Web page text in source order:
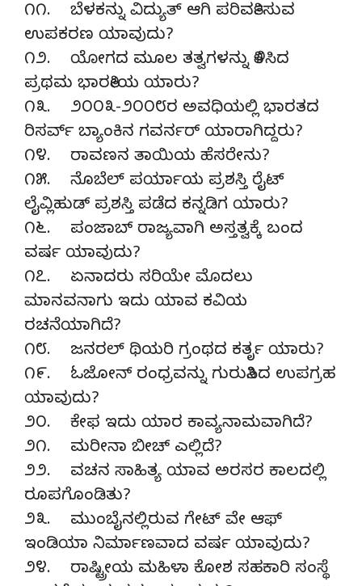
೧೧. ಬೆಳಕನ್ನು ವಿದ್ಯುತ್ ಆಗಿ ಪರಿವರ್ತಿಸುವ
ಉಪಕರಣ ಯಾವುದು?
೧೨. ಯೋಗದ ಮೂಲ ತತ್ವಗಳನ್ನು ತಿಳಿಸಿದ
ಪ್ರಥಮ ಭಾರತೀಯ ಯಾರು?
೧೩. ೨೦೦೩-೨೦೦೮ರ ಅವಧಿಯಲ್ಲಿ ಭಾರತದ
ರಿಸರ್ವ್ ಬ್ಯಾಂಕಿನ ಗವರ್ನರ್ ಯಾರಾಗಿದ್ದರು?
೧೪. ರಾವಣನ ತಾಯಿಯ ಹೆಸರೇನು?
೧೫. ನೊಬೆಲ್ ಪರ್ಯಾಯ ಪ್ರಶಸ್ತಿ ರೈಟ್
ಲೈವ್ಲಿಹುಡ್ ಪ್ರಶಸ್ತಿ ಪಡೆದ ಕನ್ನಡಿಗ ಯಾರು?
೧೬. ಪಂಜಾಬ್ ರಾಜ್ಯವಾಗಿ ಅಸ್ತತ್ವಕ್ಕೆ ಬಂದ
ವರ್ಷ ಯಾವುದು?
೧೭. ಏನಾದರು ಸರಿಯೇ ಮೊದಲು
ಮಾನವನಾಗು ಇದು ಯಾವ ಕವಿಯ
ರಚನೆಯಾಗಿದೆ?
೧೮. ಜನರಲ್ ಥಿಯರಿ ಗ್ರಂಥದ ಕರ್ತೃ ಯಾರು?
೧೯. ಓಜೋನ್ ರಂಧ್ರವನ್ನು ಗುರುತಿಸಿದ ಉಪಗ್ರಹ
ಯಾವುದು?
೨೦. ಕೇಫ ಇದು ಯಾರ ಕಾವ್ಯನಾಮವಾಗಿದೆ?
೨೧. ಮರೀನಾ ಬೀಚ್ ಎಲ್ಲಿದೆ?
೨೨. ವಚನ ಸಾಹಿತ್ಯ ಯಾವ ಅರಸರ ಕಾಲದಲ್ಲಿ
ರೂಪಗೊಂಡಿತು?
೨೩. ಮುಂಬೈನಲ್ಲಿರುವ ಗೇಟ್ ವೇ ಆಫ್
ಇಂಡಿಯಾ ನಿರ್ಮಾಣವಾದ ವರ್ಷ ಯಾವುದು?
೨೪. ರಾಷ್ಟ್ರೀಯ ಮಹಿಳಾ ಕೋಶ ಸಹಕಾರಿ ಸಂಸ್ಥೆ